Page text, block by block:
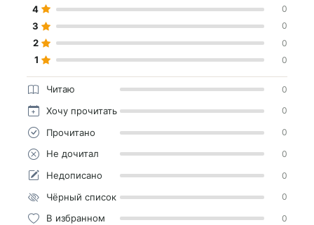
4 0
3 0
2 0
1 0
Читаю 0
Хочу прочитать 0
Прочитано 0
Не дочитал 0
Недописано 0
Чёрный список 0
В избранном 0